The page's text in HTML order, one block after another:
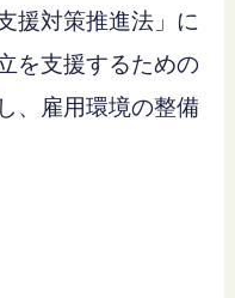
援対策推進法」に
を支援するための
、雇用環境の整備